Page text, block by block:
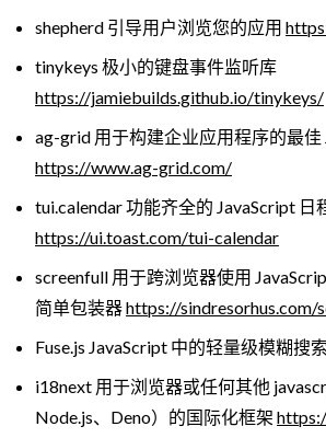
shepherd 引导用户浏览您的应用
tinykeys 极小的键盘事件监听库
https://jamiebuilds.github.io/tinykeys/
ag-grid 用于构建企业应用程序的最佳
https://www.ag-grid.com/
tui.calendar 功能齐全的 JavaScript 日
https://ui.toast.com/tui-calendar
screenfull 用于跨浏览器使用
简单包装器https://sindresorhus.com/
Fuse.js JavaScript 中的轻量级模糊搜索
i18next 用于浏览器或任何其他
Node.js、Deno）的国际化框架